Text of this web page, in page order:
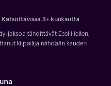
Katsottavissa 3+ kuukautta
jaksoa tähdittävät Essi Hellen,
kilpailija nähdään kauden